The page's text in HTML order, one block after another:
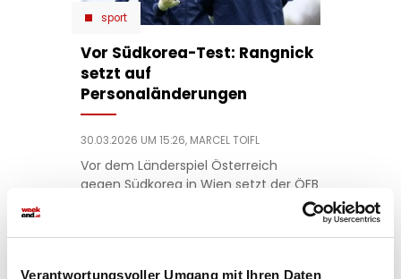
Verantwortungsvoller Umgang mit Ihren Daten
sport
Vor Südkorea-Test: Rangnick
setzt auf
Personaländerungen
30.03.2026 UM 15:26, MARCEL TOIFL
Vor dem Länderspiel Österreich
gegen Südkorea in Wien setzt der ÖFB
Legionär erhält seine Chance sich für
die WM zu empfehlen.